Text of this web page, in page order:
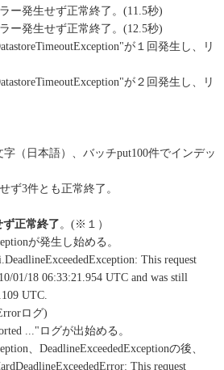
ー発生せず正常終了。(11.5秒)
ー発生せず正常終了。(12.5秒)
が１回発生し、リ
が２回発生し、リ
（日本語）、バッチput100件でインデッ
ず3件とも正常終了。
正常終了。(※１）
が発生し始める。
This request
01/18 06:33:21.954 UTC and was still
UTC.
ログ)
..."ログが出始める。
、DeadlineExceededExceptionの後、
This request